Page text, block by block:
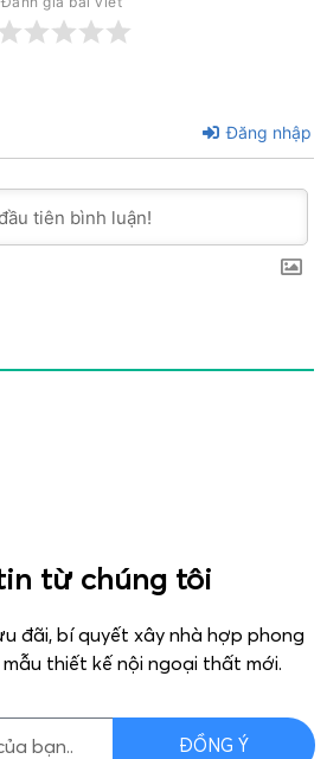
Đăng nhập
từ chúng tôi
đãi, bí quyết xây nhà hợp phong
thiết kế nội ngoại thất mới.
ĐỒNG Ý